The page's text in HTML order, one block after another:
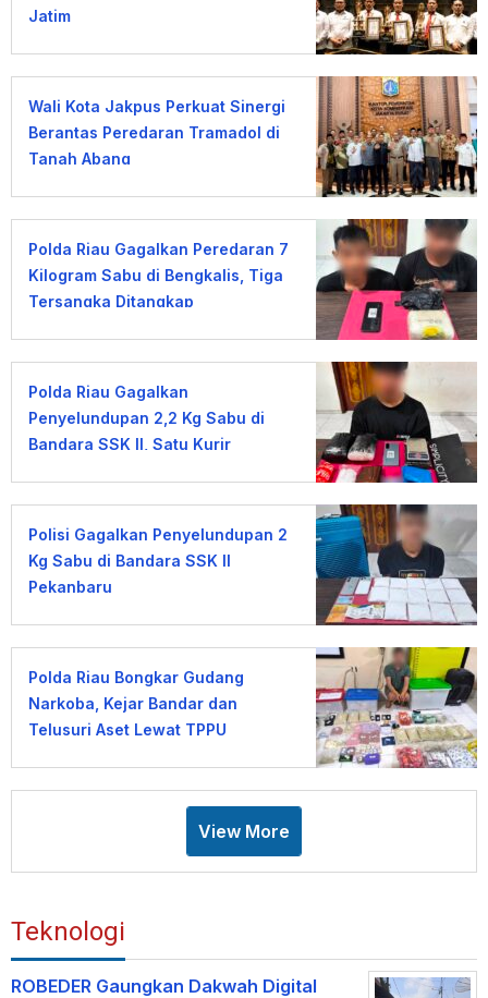
Jatim
Wali Kota Jakpus Perkuat Sinergi
Berantas Peredaran Tramadol di
Tanah Abang
Polda Riau Gagalkan Peredaran 7
Kilogram Sabu di Bengkalis, Tiga
Tersangka Ditangkap
Polda Riau Gagalkan
Penyelundupan 2,2 Kg Sabu di
Bandara SSK II, Satu Kurir
Polisi Gagalkan Penyelundupan 2
Kg Sabu di Bandara SSK II
Pekanbaru
Polda Riau Bongkar Gudang
Narkoba, Kejar Bandar dan
Telusuri Aset Lewat TPPU
View More
Teknologi
ROBEDER Gaungkan Dakwah Digital